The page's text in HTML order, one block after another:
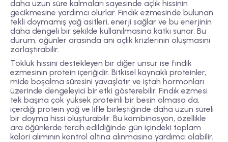
daha uzun süre kalmaları sayesinde açlık hissinin
gecikmesine yardımcı olurlar. Fındık ezmesinde bulunan
tekli doymamış yağ asitleri, enerji sağlar ve bu enerjinin
daha dengeli bir şekilde kullanılmasına katkı sunar. Bu
durum, öğünler arasında ani açlık krizlerinin oluşmasını
zorlaştırabilir.
Tokluk hissini destekleyen bir diğer unsur ise fındık
ezmesinin protein içeriğidir. Bitkisel kaynaklı proteinler,
mide boşalma süresini yavaşlatır ve iştah hormonları
üzerinde dengeleyici bir etki gösterebilir. Fındık ezmesi
tek başına çok yüksek proteinli bir besin olmasa da,
içerdiği protein yağ ve lifle birleştiğinde daha uzun süreli
bir doyma hissi oluşturabilir. Bu kombinasyon, özellikle
ara öğünlerde tercih edildiğinde gün içindeki toplam
kalori alımının kontrol altına alınmasına yardımcı olabilir.